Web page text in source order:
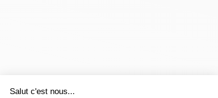
Salut c'est nous...